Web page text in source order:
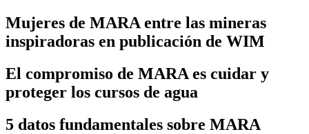
Mujeres de MARA entre las mineras
inspiradoras en publicación de WIM
El compromiso de MARA es cuidar y
proteger los cursos de agua
5 datos fundamentales sobre MARA